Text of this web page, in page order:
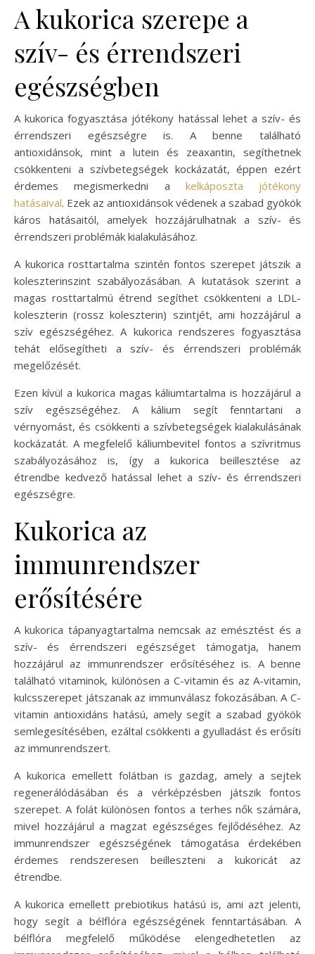
A kukorica szerepe a
szív- és érrendszeri
egészségben
A kukorica fogyasztása jótékony hatással lehet a szív- és
érrendszeri egészségre is. A benne található
antioxidánsok, mint a lutein és zeaxantin, segíthetnek
csökkenteni a szívbetegségek kockázatát, éppen ezért
érdemes megismerkedni a kelkáposzta jótékony
hatásaival. Ezek az antioxidánsok védenek a szabad gyökök
káros hatásaitól, amelyek hozzájárulhatnak a szív- és
érrendszeri problémák kialakulásához.
A kukorica rosttartalma szintén fontos szerepet játszik a
koleszterinszint szabályozásában. A kutatások szerint a
magas rosttartalmú étrend segíthet csökkenteni a LDL-
koleszterin (rossz koleszterin) szintjét, ami hozzájárul a
szív egészségéhez. A kukorica rendszeres fogyasztása
tehát elősegítheti a szív- és érrendszeri problémák
megelőzését.
Ezen kívül a kukorica magas káliumtartalma is hozzájárul a
szív egészségéhez. A kálium segít fenntartani a
vérnyomást, és csökkenti a szívbetegségek kialakulásának
kockázatát. A megfelelő káliumbevitel fontos a szívritmus
szabályozásához is, így a kukorica beillesztése az
étrendbe kedvező hatással lehet a szív- és érrendszeri
egészségre.
Kukorica az
immunrendszer
erősítésére
A kukorica tápanyagtartalma nemcsak az emésztést és a
szív- és érrendszeri egészséget támogatja, hanem
hozzájárul az immunrendszer erősítéséhez is. A benne
található vitaminok, különösen a C-vitamin és az A-vitamin,
kulcsszerepet játszanak az immunválasz fokozásában. A C-
vitamin antioxidáns hatású, amely segít a szabad gyökök
semlegesítésében, ezáltal csökkenti a gyulladást és erősíti
az immunrendszert.
A kukorica emellett folátban is gazdag, amely a sejtek
regenerálódásában és a vérképzésben játszik fontos
szerepet. A folát különösen fontos a terhes nők számára,
mivel hozzájárul a magzat egészséges fejlődéséhez. Az
immunrendszer egészségének támogatása érdekében
érdemes rendszeresen beilleszteni a kukoricát az
étrendbe.
A kukorica emellett prebiotikus hatású is, ami azt jelenti,
hogy segít a bélflóra egészségének fenntartásában. A
bélflóra megfelelő működése elengedhetetlen az